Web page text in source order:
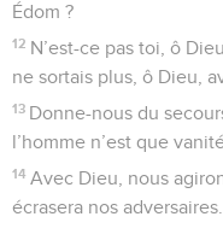
Édom ?
12 N’est-ce pas toi, ô
ne sortais plus, ô Dieu,
13 Donne-nous du
l’homme n’est que
14 Avec Dieu, nous
écrasera nos adversaires.